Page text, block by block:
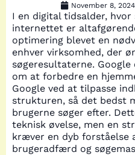
November 8, 2024
I en digital tidsalder, hvor
internettet er
optimering blevet en
enhver virksomhed, der
søgeresultaterne.
om at forbedre en
Google ved at tilpasse
strukturen, så det bedst
brugerne søger efter.
teknisk øvelse, men en
kræver en dyb forståelse
brugeradfærd og